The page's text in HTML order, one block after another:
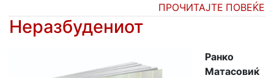
ПРОЧИТАЈТЕ ПОВЕЌЕ
Неразбудениот
Ранко
Матасовиќ